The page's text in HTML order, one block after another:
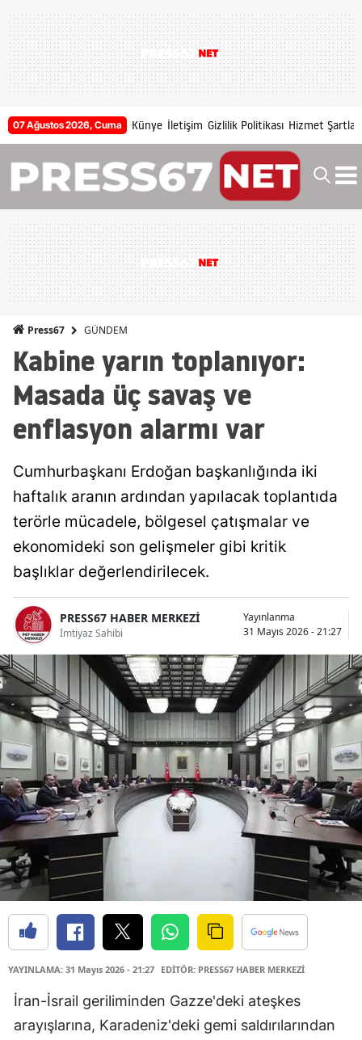
07 Ağustos 2026, Cuma Künye İletişim Gizlilik Politikası Hizmet Şartları
Press67 GÜNDEM
Kabine yarın toplanıyor:
Masada üç savaş ve
enflasyon alarmı var
Cumhurbaşkanı Erdoğan başkanlığında iki
haftalık aranın ardından yapılacak toplantıda
terörle mücadele, bölgesel çatışmalar ve
ekonomideki son gelişmeler gibi kritik
başlıklar değerlendirilecek.
PRESS67 HABER MERKEZİ
İmtiyaz Sahibi
Yayınlanma
31 Mayıs 2026 - 21:27
YAYINLAMA: 31 Mayıs 2026 - 21:27 EDİTÖR: PRESS67 HABER MERKEZİ
İran-İsrail geriliminden Gazze'deki ateşkes
arayışlarına, Karadeniz'deki gemi saldırılarından